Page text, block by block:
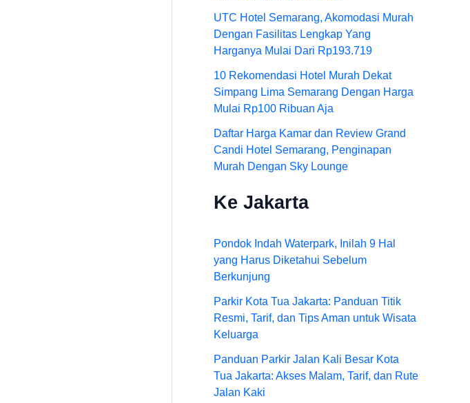
UTC Hotel Semarang, Akomodasi Murah
Dengan Fasilitas Lengkap Yang
Harganya Mulai Dari Rp193.719
10 Rekomendasi Hotel Murah Dekat
Simpang Lima Semarang Dengan Harga
Mulai Rp100 Ribuan Aja
Daftar Harga Kamar dan Review Grand
Candi Hotel Semarang, Penginapan
Murah Dengan Sky Lounge
Ke Jakarta
Pondok Indah Waterpark, Inilah 9 Hal
yang Harus Diketahui Sebelum
Berkunjung
Parkir Kota Tua Jakarta: Panduan Titik
Resmi, Tarif, dan Tips Aman untuk Wisata
Keluarga
Panduan Parkir Jalan Kali Besar Kota
Tua Jakarta: Akses Malam, Tarif, dan Rute
Jalan Kaki